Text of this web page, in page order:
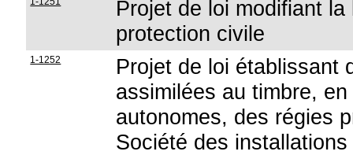
Projet de loi modifiant
protection civile
1-1252
Projet de loi établissant
assimilées au timbre,
autonomes, des régies
Société des